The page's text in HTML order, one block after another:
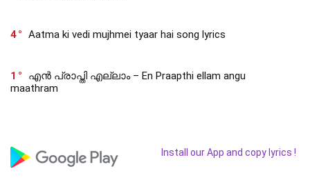
4 Aatma ki vedi mujhmei tyaar hai song lyrics
1
എൻ പ്രാപ്തി എല്ലാം – En Praapthi ellam angu
maathram
Install our App and copy lyrics !